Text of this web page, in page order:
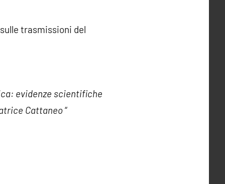
trasmissioni del
evidenze scientifiche
Cattaneo“